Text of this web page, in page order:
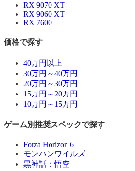
RX 9070 XT
RX 9060 XT
RX 7600
価格で探す
40万円以上
30万円～40万円
20万円～30万円
15万円～20万円
10万円～15万円
ゲーム別推奨スペックで探す
Forza Horizon 6
モンハンワイルズ
黒神話：悟空